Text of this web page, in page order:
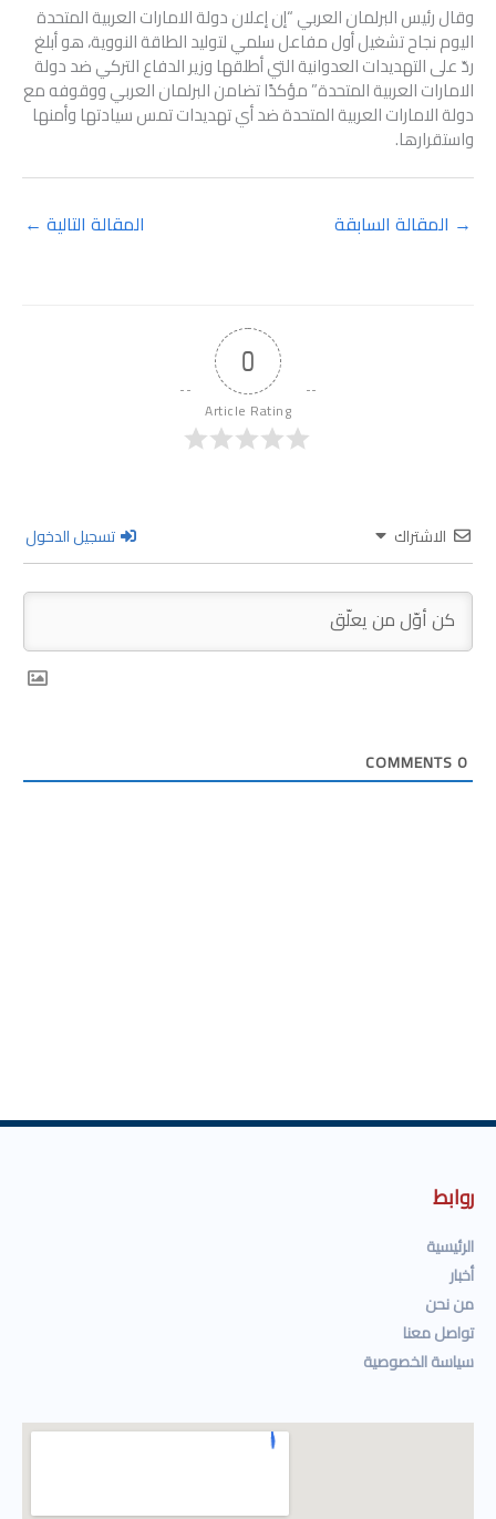
وقال رئيس البرلمان العربي “إن إعلان دولة الامارات العربية المتحدة
اليوم نجاح تشغيل أول مفاعل سلمي لتوليد الطاقة النووية، هو أبلغ
ردّ على التهديدات العدوانية التي أطلقها وزير الدفاع التركي ضد دولة
الامارات العربية المتحدة” مؤكدًا تضامن البرلمان العربي ووقوفه مع
دولة الامارات العربية المتحدة ضد أي تهديدات تمس سيادتها وأمنها
واستقرارها.
→ المقالة السابقة المقالة التالية ←
0
Article Rating
الاشتراك تسجيل الدخول
0
روابط
الرئيسية
أخبار
من نحن
تواصل معنا
سياسة الخصوصية